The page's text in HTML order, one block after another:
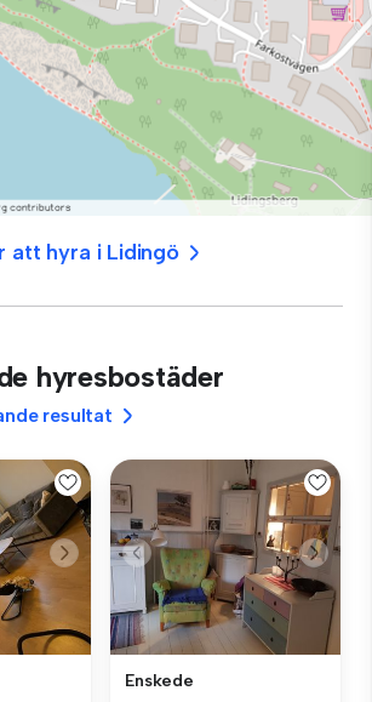
att hyra i Lidingö
hyresbostäder
resultat
Enskede